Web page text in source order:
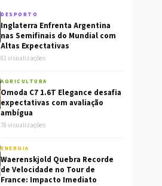
DESPORTO
Inglaterra Enfrenta Argentina
nas Semifinais do Mundial com
Altas Expectativas
81 visualizações
AGRICULTURA
Omoda C7 1.6T Elegance desafia
expectativas com avaliação
ambígua
78 visualizações
ENERGIA
Waerenskjold Quebra Recorde
de Velocidade no Tour de
France: Impacto Imediato